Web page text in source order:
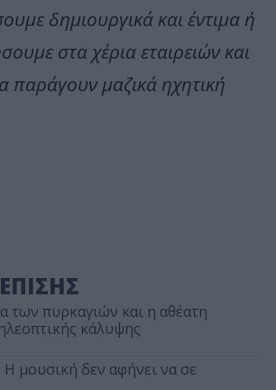
δημιουργικά και έντιμα ή
στα χέρια εταιρειών και
παράγουν μαζικά ηχητική
των πυρκαγιών και η αθέατη
κάλυψης
μουσική δεν αφήνει να σε